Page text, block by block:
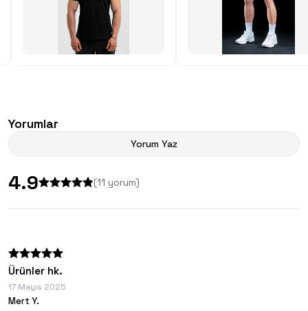
Yorumlar
Yorum Yaz
4.9 (11 yorum)
Ürünler hk.
17 Mayıs 2025
Mert Y.